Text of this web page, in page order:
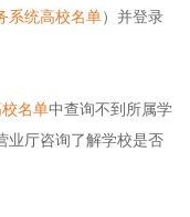
系统高校名单）并登录
名单中查询不到所属学
业厅咨询了解学校是否